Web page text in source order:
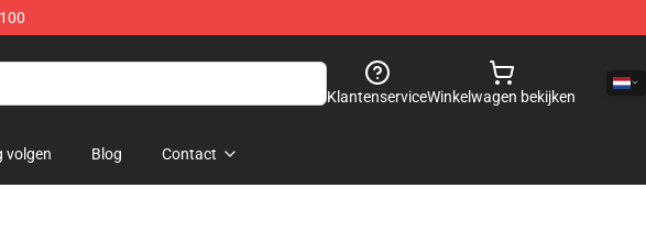
KlantenserviceWinkelwagen bekijken
volgen Blog Contact